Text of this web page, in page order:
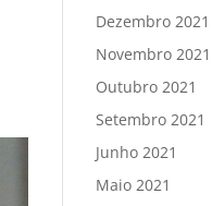
Dezembro 2021
Novembro 2021
Outubro 2021
Setembro 2021
Junho 2021
Maio 2021